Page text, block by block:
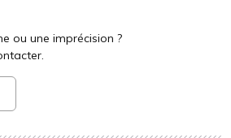
ou une imprécision ?